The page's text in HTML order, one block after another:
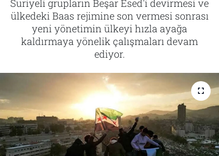
Suriyeli grupların Beşar Esed'i devirmesi ve
ülkedeki Baas rejimine son vermesi sonrası
yeni yönetimin ülkeyi hızla ayağa
kaldırmaya yönelik çalışmaları devam
ediyor.
Tarih
İletişim
Künye